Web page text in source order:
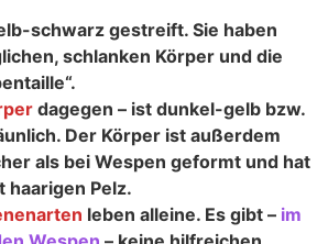
schwarz gestreift. Sie haben
schlanken Körper und die
dagegen – ist dunkel-gelb bzw.
Der Körper ist außerdem
als bei Wespen geformt und hat
haarigen Pelz.
leben alleine. Es gibt – im